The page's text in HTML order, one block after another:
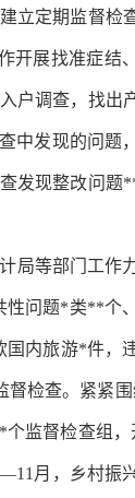
立定期监督检
开展找准症结
户调查，找出
中发现的问题
发现整改问题
局等部门工作
性问题*类**个
内旅游*件，
检查。紧紧围
个监督检查组
月，乡村振